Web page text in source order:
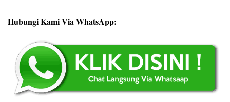
Hubungi Kami Via WhatsApp: